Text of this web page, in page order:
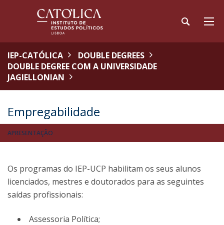
IEP-CATÓLICA
DOUBLE DEGREES
DOUBLE DEGREE COM A UNIVERSIDADE
JAGIELLONIAN
Empregabilidade
APRESENTAÇÃO
Os programas do IEP-UCP habilitam os seus alunos
licenciados, mestres e doutorados para as seguintes
saídas profissionais:
Assessoria Política;